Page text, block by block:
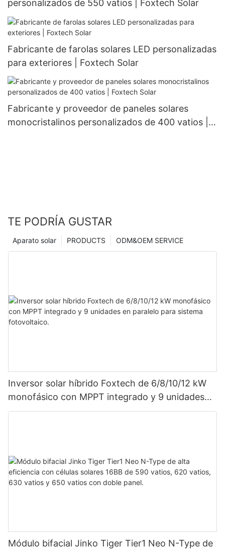
personalizados de 550 vatios | Foxtech Solar
Fabricante de farolas solares LED personalizadas
para exteriores | Foxtech Solar
Fabricante y proveedor de paneles solares
monocristalinos personalizados de 400 vatios |
TE PODRÍA GUSTAR
ODM&OEM SERVICE
PRODUCTS
Aparato solar
Inversor solar híbrido Foxtech de 6/8/10/12 kW
monofásico con MPPT integrado y 9 unidades
en paralelo para sistema fotovoltaico.
Módulo bifacial Jinko Tiger Tier1 Neo N-Type de